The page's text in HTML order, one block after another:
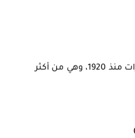
هي شركة يابانية تصنع السيارات منذ 1920، وهي من أكثر